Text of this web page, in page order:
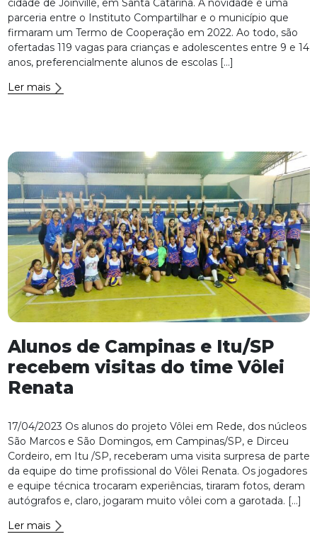
cidade de Joinville, em Santa Catarina. A novidade é uma
parceria entre o Instituto Compartilhar e o município que
firmaram um Termo de Cooperação em 2022. Ao todo, são
ofertadas 119 vagas para crianças e adolescentes entre 9 e 14
anos, preferencialmente alunos de escolas […]
Ler mais
Alunos de Campinas e Itu/SP
recebem visitas do time Vôlei
Renata
17/04/2023 Os alunos do projeto Vôlei em Rede, dos núcleos
São Marcos e São Domingos, em Campinas/SP, e Dirceu
Cordeiro, em Itu /SP, receberam uma visita surpresa de parte
da equipe do time profissional do Vôlei Renata. Os jogadores
e equipe técnica trocaram experiências, tiraram fotos, deram
autógrafos e, claro, jogaram muito vôlei com a garotada. […]
Ler mais